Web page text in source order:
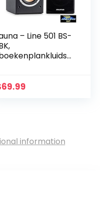
– Line 501 BS-
boxen,
69.99
information